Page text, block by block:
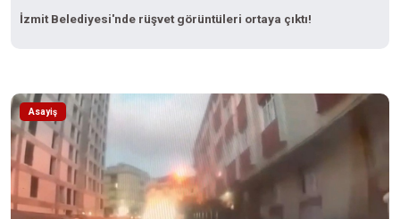
İzmit Belediyesi'nde rüşvet görüntüleri ortaya çıktı!
Asayiş